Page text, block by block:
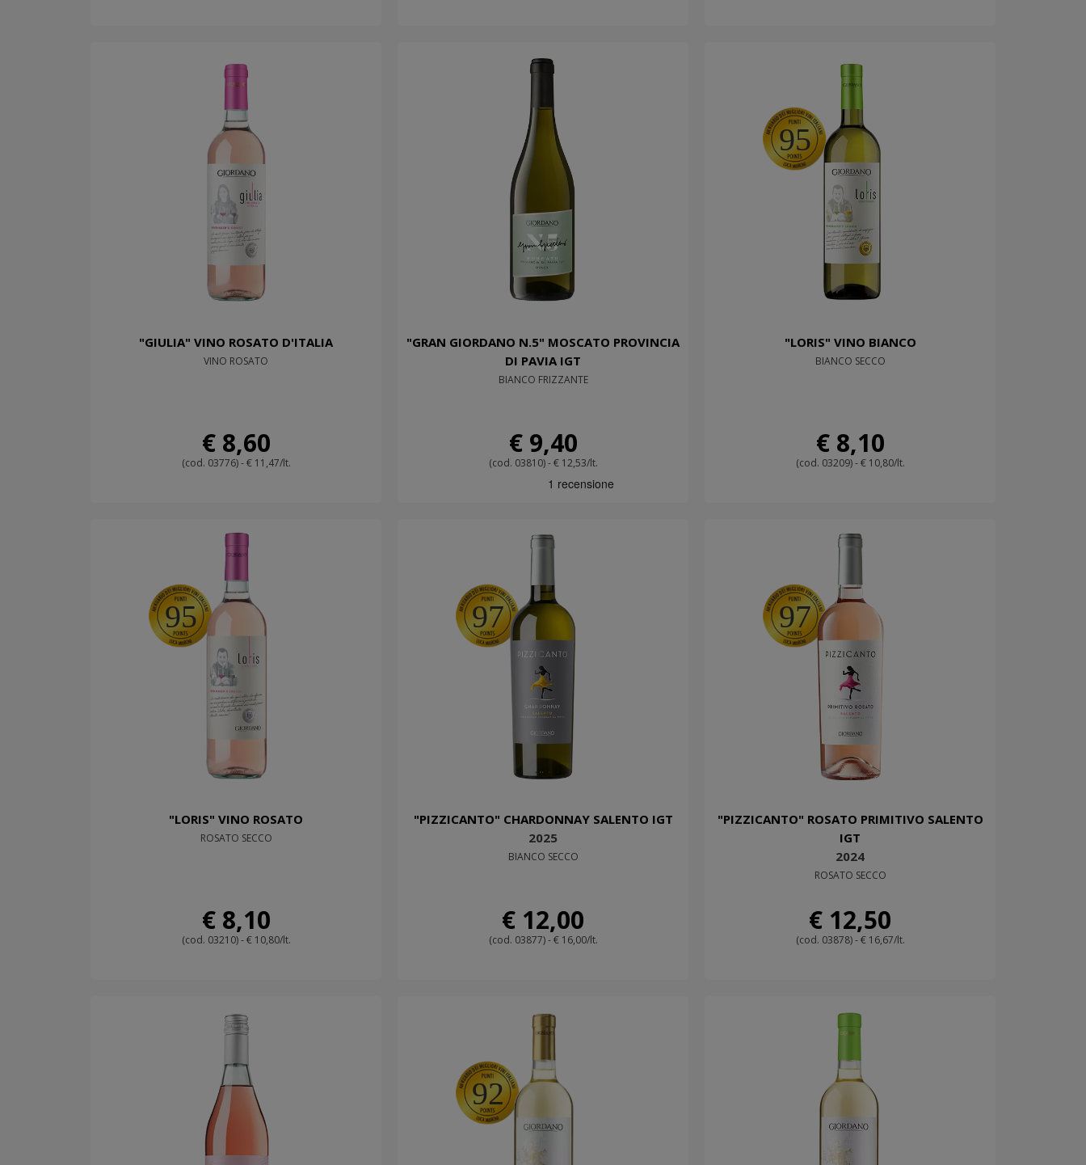
"GIULIA" VINO ROSATO D'ITALIA
VINO ROSATO
€ 8,60
(cod. 03776) - € 11,47/lt.
"GRAN GIORDANO N.5" MOSCATO PROVINCIA
DI PAVIA IGT
BIANCO FRIZZANTE
€ 9,40
(cod. 03810) - € 12,53/lt.
95
"LORIS" VINO BIANCO
BIANCO SECCO
€ 8,10
(cod. 03209) - € 10,80/lt.
95
"LORIS" VINO ROSATO
ROSATO SECCO
€ 8,10
(cod. 03210) - € 10,80/lt.
97
"PIZZICANTO" CHARDONNAY SALENTO IGT
2025
BIANCO SECCO
€ 12,00
(cod. 03877) - € 16,00/lt.
97
"PIZZICANTO" ROSATO PRIMITIVO SALENTO
IGT
2024
ROSATO SECCO
€ 12,50
(cod. 03878) - € 16,67/lt.
92